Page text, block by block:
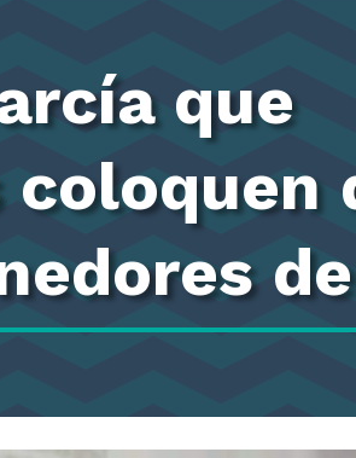
que